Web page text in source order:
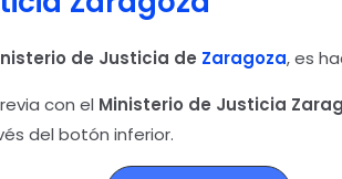
de Justicia de Zaragoza, es
con el Ministerio de Justicia
del botón inferior.